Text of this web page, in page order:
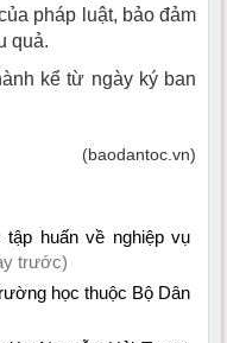
pháp luật, bảo đảm
quả.
kể từ ngày ký ban
(baodantoc.vn)
huấn về nghiệp vụ
trước)
học thuộc Bộ Dân